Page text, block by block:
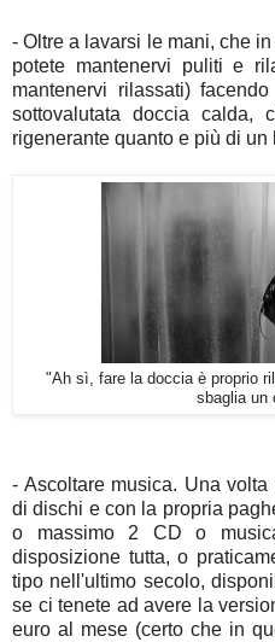
- Oltre a lavarsi le mani, che
potete mantenervi puliti e
mantenervi rilassati)
sottovalutata doccia calda,
rigenerante quanto e più di un
"Ah sì, fare la doccia è proprio
sbaglia un
- Ascoltare musica. Una
di dischi e con la propria
o massimo 2 CD o
disposizione tutta, o
tipo nell'ultimo secolo,
se ci tenete ad avere la
euro al mese (certo che in